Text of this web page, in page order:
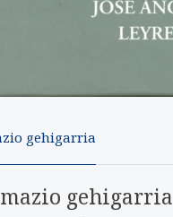
gehigarria
gehigarria